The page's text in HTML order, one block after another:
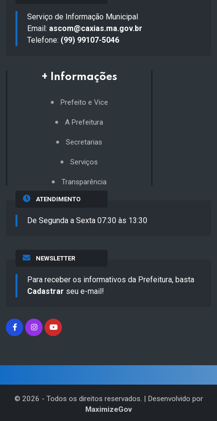
Serviço de Informação Municipal
Email: ascom@caxias.ma.gov.br
Telefone: (99) 99107-5046
+ Informações
Prefeito e Vice
A Prefeitura
Secretarias
Serviços
Transparência
ATENDIMENTO
De Segunda a Sexta 07:30 às 13:30
NEWSLETTER
Para receber os informativos da Prefeitura, basta
Cadastrar seu e-mail!
© 2026 - Todos os direitos reservados. | Desenvolvido por
MaximizeGov